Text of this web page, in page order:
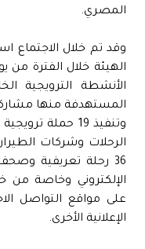
المصري.
وقد تم خلال الاجتماع
الأنشطة الترويجية
وتنفيذ 19 حملة
الرحلات وشركات
الإلكتروني وخاصة من
على مواقع التواصل
الإعلانية الأخرى.